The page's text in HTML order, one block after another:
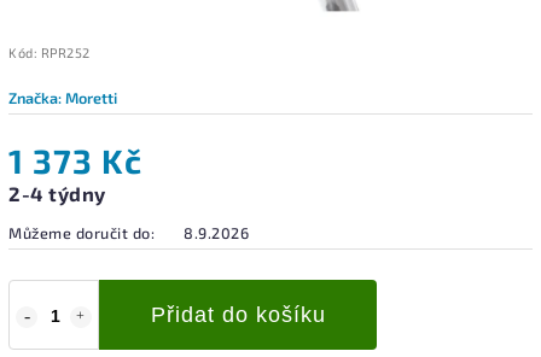
Kód: RPR252
Značka:Moretti
1 373 Kč
2-4 týdny
Můžeme doručit do: 8.9.2026
Přidat do košíku